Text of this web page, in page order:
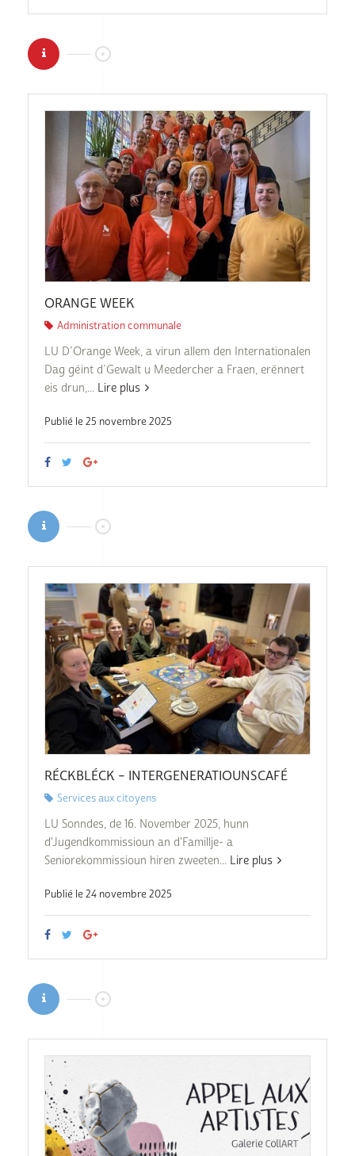
ORANGE WEEK
Administration communale
LU D’Orange Week, a virun allem den Internationalen
Dag géint d’Gewalt u Meedercher a Fraen, erënnert
eis drun,... Lire plus
Publié le 25 novembre 2025
RÉCKBLÉCK – INTERGENERATIOUNSCAFÉ
Services aux citoyens
LU Sonndes, de 16. November 2025, hunn
d'Jugendkommissioun an d'Famillje- a
Seniorekommissioun hiren zweeten... Lire plus
Publié le 24 novembre 2025